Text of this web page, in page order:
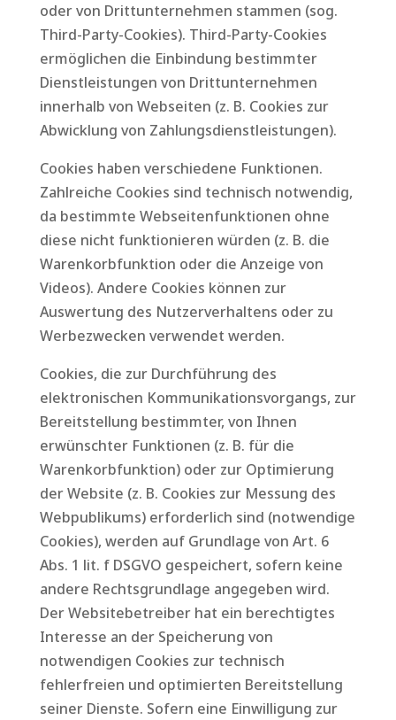
oder von Drittunternehmen stammen (sog.
Third-Party-Cookies). Third-Party-Cookies
ermöglichen die Einbindung bestimmter
Dienstleistungen von Drittunternehmen
innerhalb von Webseiten (z. B. Cookies zur
Abwicklung von Zahlungsdienstleistungen).
Cookies haben verschiedene Funktionen.
Zahlreiche Cookies sind technisch notwendig,
da bestimmte Webseitenfunktionen ohne
diese nicht funktionieren würden (z. B. die
Warenkorbfunktion oder die Anzeige von
Videos). Andere Cookies können zur
Auswertung des Nutzerverhaltens oder zu
Werbezwecken verwendet werden.
Cookies, die zur Durchführung des
elektronischen Kommunikationsvorgangs, zur
Bereitstellung bestimmter, von Ihnen
erwünschter Funktionen (z. B. für die
Warenkorbfunktion) oder zur Optimierung
der Website (z. B. Cookies zur Messung des
Webpublikums) erforderlich sind (notwendige
Cookies), werden auf Grundlage von Art. 6
Abs. 1 lit. f DSGVO gespeichert, sofern keine
andere Rechtsgrundlage angegeben wird.
Der Websitebetreiber hat ein berechtigtes
Interesse an der Speicherung von
notwendigen Cookies zur technisch
fehlerfreien und optimierten Bereitstellung
seiner Dienste. Sofern eine Einwilligung zur